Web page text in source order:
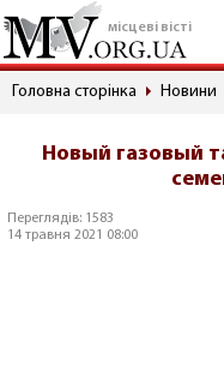
місцеві вісті
Головна сторінка Новини
Новый газовый
Переглядів: 1583
14 травня 2021 08:00